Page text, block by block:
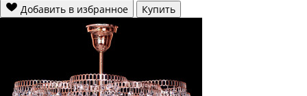
Добавить в избранное
Купить